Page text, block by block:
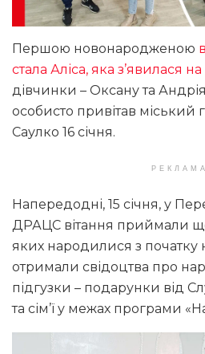
Першою новонародженою
стала Аліса, яка з’явилася на
дівчинки – Оксану та
особисто привітав міський
Саулко 16 січня.
РЕКЛАМА
Напередодні, 15 січня, у
ДРАЦС вітання приймали
яких народилися з початку
отримали свідоцтва про
підгузки – подарунки від
та сім’ї у межах програми